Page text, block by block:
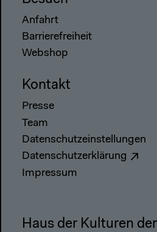
Anfahrt
Barrierefreiheit
Webshop
Kontakt
Presse
Team
Datenschutzeinstellungen
Datenschutzerklärung
Impressum
Haus der Kulturen